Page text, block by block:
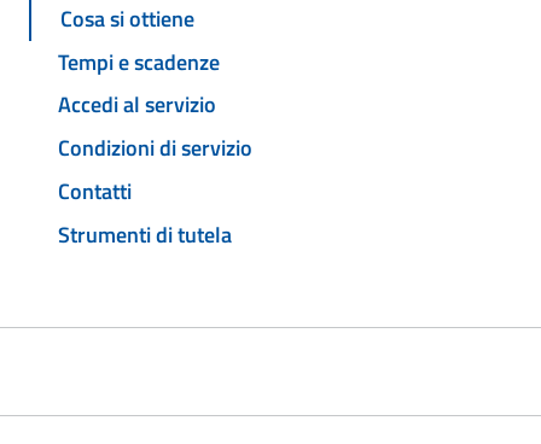
Cosa si ottiene
Tempi e scadenze
Accedi al servizio
Condizioni di servizio
Contatti
Strumenti di tutela